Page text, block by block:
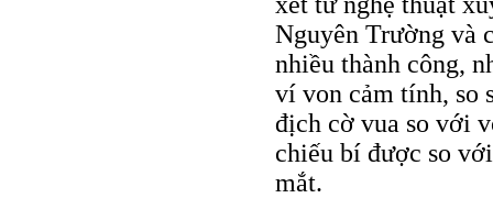
Nguyên Trường và
nhiều thành công,
ví von cảm tính, so
địch cờ vua so với
chiếu bí được so
mắt.